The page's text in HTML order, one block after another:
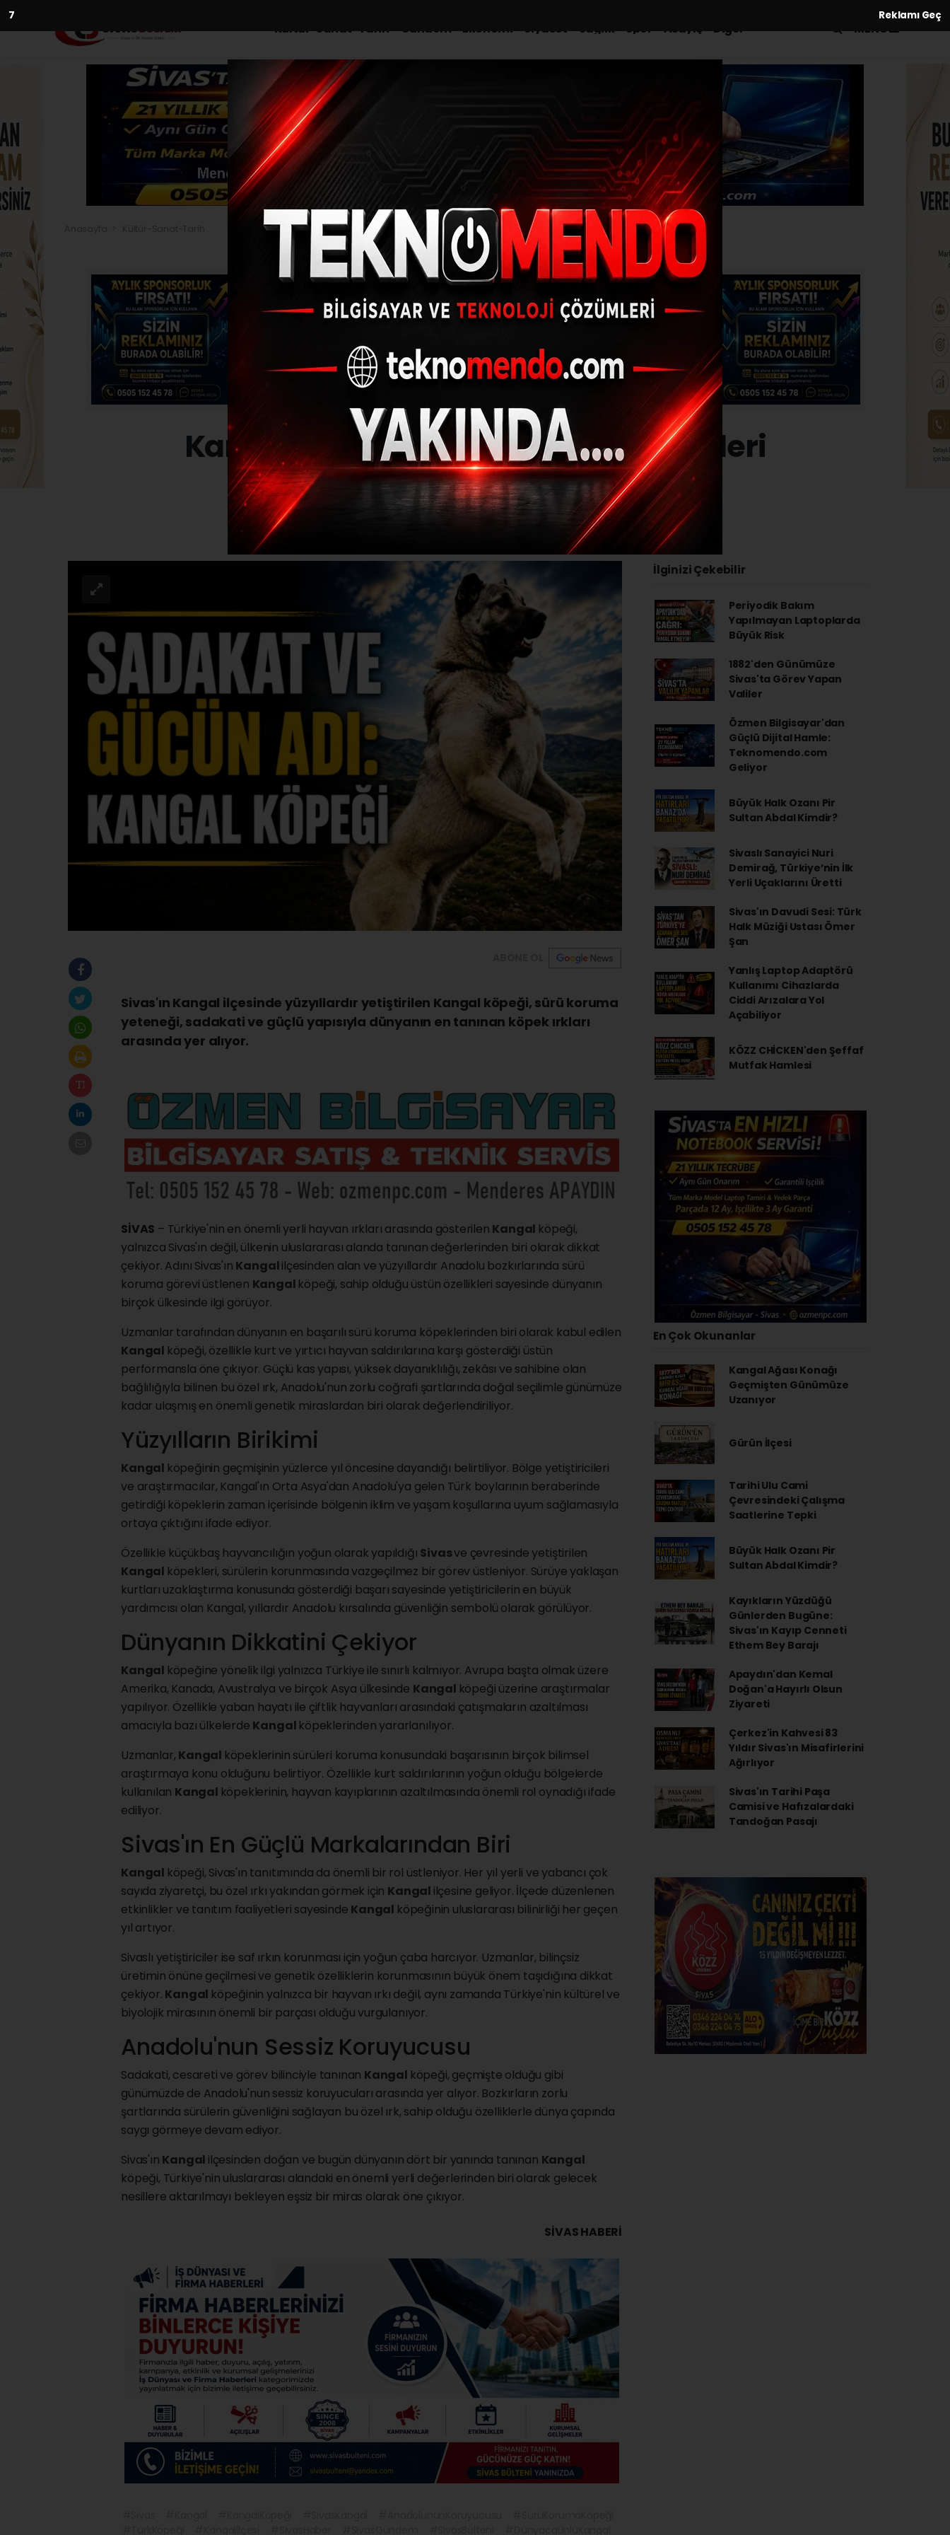
5 Reklamı Geç
Kültür-Sanat-Tarih Gündem Ekonomi Siyaset Sağlık Spor Asayiş Diğer MENÜ
Kangal Köpeği Sivas'ın Marka Değerleri
Arasında Yer Alıyor
14.06.2026 - 11:58, Güncelleme: 14.06.2026 - 12:29
Sivas'ın Kangal ilçesinde yüzyıllardır yetiştirilen Kangal köpeği, sürü koruma
yeteneği, sadakati ve güçlü yapısıyla dünyanın en tanınan köpek ırkları
arasında yer alıyor.
SİVAS – Türkiye'nin en önemli yerli hayvan ırkları arasında gösterilen Kangal köpeği,
yalnızca Sivas'ın değil, ülkenin uluslararası alanda tanınan değerlerinden biri olarak dikkat
çekiyor. Adını Sivas'ın Kangalilçesinden alan ve yüzyıllardır Anadolu bozkırlarında sürü
koruma görevi üstlenen Kangal köpeği, sahip olduğu üstün özellikleri sayesinde dünyanın
birçok ülkesinde ilgi görüyor.
Uzmanlar tarafından dünyanın en başarılı sürü koruma köpeklerinden biri olarak kabul edilen
Kangal köpeği, özellikle kurt ve yırtıcı hayvan saldırılarına karşı gösterdiği üstün
performansla öne çıkıyor. Güçlü kas yapısı, yüksek dayanıklılığı, zekâsı ve sahibine olan
bağlılığıyla bilinen bu özel ırk, Anadolu'nun zorlu coğrafi şartlarında doğal seçilimle günümüze
kadar ulaşmış en önemli genetik miraslardan biri olarak değerlendiriliyor.
Yüzyılların Birikimi
Kangal köpeğinin geçmişinin yüzlerce yıl öncesine dayandığı belirtiliyor. Bölge yetiştiricileri
ve araştırmacılar, Kangal'ın Orta Asya'dan Anadolu'ya gelen Türk boylarının beraberinde
getirdiği köpeklerin zaman içerisinde bölgenin iklim ve yaşam koşullarına uyum sağlamasıyla
ortaya çıktığını ifade ediyor.
Özellikle küçükbaş hayvancılığın yoğun olarak yapıldığı Sivasve çevresinde yetiştirilen
Kangal köpekleri, sürülerin korunmasında vazgeçilmez bir görev üstleniyor. Sürüye yaklaşan
kurtları uzaklaştırma konusunda gösterdiği başarı sayesinde yetiştiricilerin en büyük
yardımcısı olan Kangal, yıllardır Anadolu kırsalında güvenliğin sembolü olarak görülüyor.
Dünyanın Dikkatini Çekiyor
Kangal köpeğine yönelik ilgi yalnızca Türkiye ile sınırlı kalmıyor. Avrupa başta olmak üzere
Amerika, Kanada, Avustralya ve birçok Asya ülkesinde Kangal köpeği üzerine araştırmalar
yapılıyor. Özellikle yaban hayatı ile çiftlik hayvanları arasındaki çatışmaların azaltılması
amacıyla bazı ülkelerde Kangal köpeklerinden yararlanılıyor.
Uzmanlar, Kangal köpeklerinin sürüleri koruma konusundaki başarısının birçok bilimsel
araştırmaya konu olduğunu belirtiyor. Özellikle kurt saldırılarının yoğun olduğu bölgelerde
kullanılan Kangal köpeklerinin, hayvan kayıplarının azaltılmasında önemli rol oynadığı ifade
ediliyor.
Sivas'ın En Güçlü Markalarından Biri
Kangal köpeği, Sivas'ın tanıtımında da önemli bir rol üstleniyor. Her yıl yerli ve yabancı çok
sayıda ziyaretçi, bu özel ırkı yakından görmek için Kangal ilçesine geliyor. İlçede düzenlenen
etkinlikler ve tanıtım faaliyetleri sayesinde Kangal köpeğinin uluslararası bilinirliği her geçen
yıl artıyor.
Sivaslı yetiştiriciler ise saf ırkın korunması için yoğun çaba harcıyor. Uzmanlar, bilinçsiz
üretimin önüne geçilmesi ve genetik özelliklerin korunmasının büyük önem taşıdığına dikkat
çekiyor. Kangal köpeğinin yalnızca bir hayvan ırkı değil, aynı zamanda Türkiye'nin kültürel ve
biyolojik mirasının önemli bir parçası olduğu vurgulanıyor.
Anadolu'nun Sessiz Koruyucusu
Sadakati, cesareti ve görev bilinciyle tanınan Kangal köpeği, geçmişte olduğu gibi
günümüzde de Anadolu'nun sessiz koruyucuları arasında yer alıyor. Bozkırların zorlu
şartlarında sürülerin güvenliğini sağlayan bu özel ırk, sahip olduğu özelliklerle dünya çapında
saygı görmeye devam ediyor.
Sivas'ın Kangal ilçesinden doğan ve bugün dünyanın dört bir yanında tanınan Kangal
köpeği, Türkiye'nin uluslararası alandaki en önemli yerli değerlerinden biri olarak gelecek
nesillere aktarılmayı bekleyen eşsiz bir miras olarak öne çıkıyor.
SIVAS HABERİ
İlginizi Çekebilir
Periyodik Bakım
Yapılmayan Laptoplarda
Büyük Risk
1882'den Günümüze
Sivas'ta Görev Yapan
Valiler
Özmen Bilgisayar'dan
Güçlü Dijital Hamle:
Teknomendo.com
Geliyor
Büyük Halk Ozanı Pir
Sultan Abdal Kimdir?
Sivaslı Sanayici Nuri
Demirağ, Türkiye’nin İlk
Yerli Uçaklarını Üretti
Sivas'ın Davudi Sesi: Türk
Halk Müziği Ustası Ömer
Şan
Yanlış Laptop Adaptörü
Kullanımı Cihazlarda
Ciddi Arızalara Yol
Açabiliyor
KÖZZ CHİCKEN'den Şeffaf
Mutfak Hamlesi
En Çok Okunanlar
Kangal Ağası Konağı
Geçmişten Günümüze
Uzanıyor
Gürün İlçesi
Tarihi Ulu Cami
Çevresindeki Çalışma
Saatlerine Tepki
Büyük Halk Ozanı Pir
Sultan Abdal Kimdir?
Kayıkların Yüzdüğü
Günlerden Bugüne:
Sivas'ın Kayıp Cenneti
Ethem Bey Barajı
Apaydın'dan Kemal
Doğan'a Hayırlı Olsun
Ziyareti
Çerkez'in Kahvesi 83
Yıldır Sivas'ın Misafirlerini
Ağırlıyor
Sivas'ın Tarihi Paşa
Camisi ve Hafızalardaki
Tandoğan Pasajı